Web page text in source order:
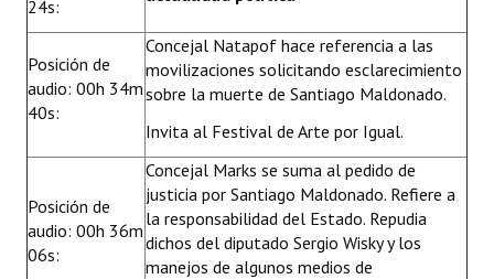
24s:
Posición de
audio: 00h 34m
40s:
Concejal Natapof hace referencia a las
movilizaciones solicitando esclarecimiento
sobre la muerte de Santiago Maldonado.
Invita al Festival de Arte por Igual.
Posición de
audio: 00h 36m
06s:
Concejal Marks se suma al pedido de
justicia por Santiago Maldonado. Refiere a
la responsabilidad del Estado. Repudia
dichos del diputado Sergio Wisky y los
manejos de algunos medios de